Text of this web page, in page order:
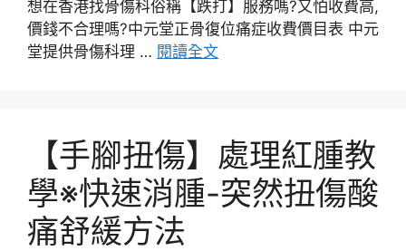
想在香港找骨傷科俗稱【跌打】服務嗎?又怕收費高,
價錢不合理嗎?中元堂正骨復位痛症收費價目表 中元
堂提供骨傷科理 … 閱讀全文
【手腳扭傷】處理紅腫教
學※快速消腫-突然扭傷酸
痛舒緩方法